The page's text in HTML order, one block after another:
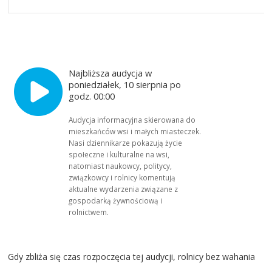
Najbliższa audycja w
poniedziałek, 10 sierpnia po
godz. 00:00
Audycja informacyjna skierowana do
mieszkańców wsi i małych miasteczek.
Nasi dziennikarze pokazują życie
społeczne i kulturalne na wsi,
natomiast naukowcy, politycy,
związkowcy i rolnicy komentują
aktualne wydarzenia związane z
gospodarką żywnościową i
rolnictwem.
Gdy zbliża się czas rozpoczęcia tej audycji, rolnicy bez wahania